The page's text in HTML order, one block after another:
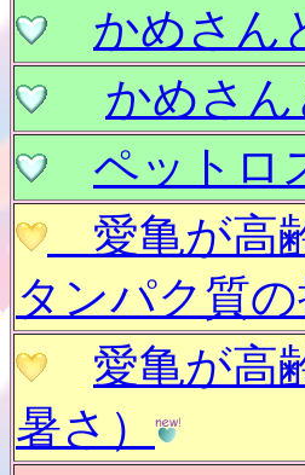
かめさん
かめさ
ペットロ
愛亀が高
タンパク質の
愛亀が
暑さ）